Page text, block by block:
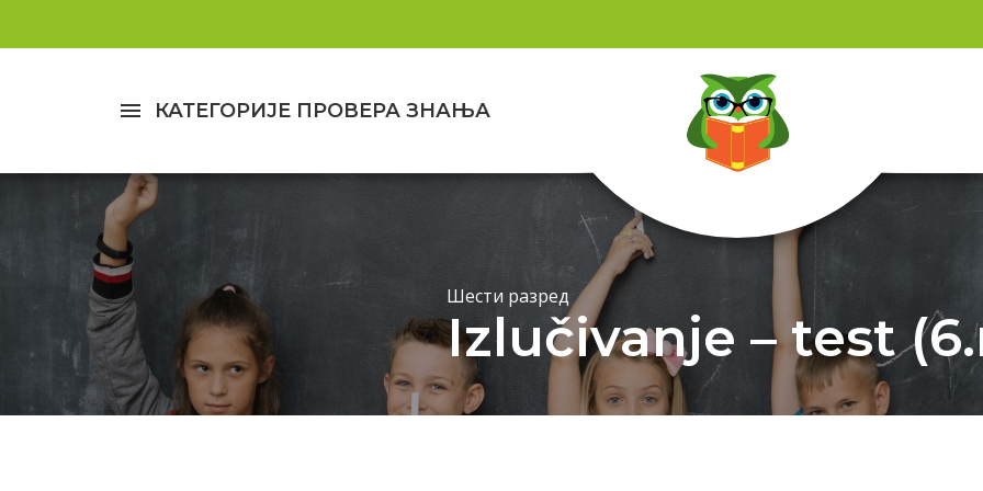
menu КАТЕГОРИЈЕ ПРОВЕРА ЗНАЊА
Шести разред
Izlučivanje – test